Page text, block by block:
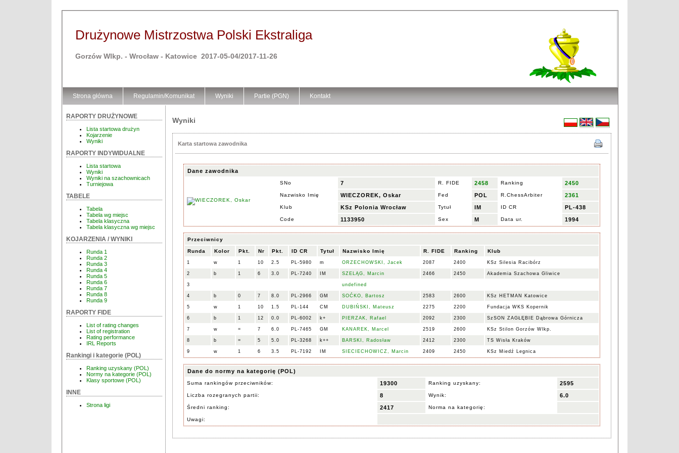
Drużynowe Mistrzostwa Polski Ekstraliga
Gorzów Wlkp. - Wrocław - Katowice 2017-05-04/2017-11-26
Strona główna Regulamin/Komunikat Wyniki Partie (PGN) Kontakt
RAPORTY DRUŻYNOWE
Lista startowa drużyn
Kojarzenie
Wyniki
RAPORTY INDYWIDUALNE
Lista startowa
Wyniki
Wyniki na szachownicach
Turniejowa
TABELE
Tabela
Tabela wg miejsc
Tabela klasyczna
Tabela klasyczna wg miejsc
KOJARZENIA / WYNIKI
Runda 1
Runda 2
Runda 3
Runda 4
Runda 5
Runda 6
Runda 7
Runda 8
Runda 9
RAPORTY FIDE
List of rating changes
List of registration
Rating performance
IRL Reports
Rankingi i kategorie (POL)
Ranking uzyskany (POL)
Normy na kategorie (POL)
Klasy sportowe (POL)
INNE
Strona ligi
Wyniki
Karta startowa zawodnika
Dane zawodnika
SNo 7 R. FIDE 2458 Ranking 2450
Nazwisko Imię WIECZOREK, Oskar Fed POL R.ChessArbiter 2361
Klub KSz Polonia Wrocław Tytuł IM ID CR PL-438
Code 1133950 Sex M Data ur. 1994
Przeciwnicy
Runda Kolor Pkt. Nr Pkt. ID CR Tytuł Nazwisko Imię R. FIDE Ranking Klub
1 w 1 10 2.5 PL-5980 m ORZECHOWSKI, Jacek 2087 2400 KSz Silesia Racibórz
2 b 1 6 3.0 PL-7240 IM SZELĄG, Marcin 2466 2450 Akademia Szachowa Gliwice
3 undefined
4 b 0 7 8.0 PL-2966 GM SOĆKO, Bartosz 2583 2600 KSz HETMAN Katowice
5 w 1 10 1.5 PL-144 CM DUBIŃSKI, Mateusz 2275 2200 Fundacja WKS Kopernik
6 b 1 12 0.0 PL-6002 k+ PIERZAK, Rafael 2092 2300 SzSON ZAGŁĘBIE Dąbrowa Górnicza
7 w = 7 6.0 PL-7465 GM KANAREK, Marcel 2519 2600 KSz Stilon Gorzów Wlkp.
8 b = 5 5.0 PL-3268 k++ BARSKI, Radosław 2412 2300 TS Wisła Kraków
9 w 1 6 3.5 PL-7192 IM SIECIECHOWICZ, Marcin 2409 2450 KSz Miedź Legnica
Dane do normy na kategorię (POL)
Suma rankingów przeciwników: 19300 Ranking uzyskany: 2595
Liczba rozegranych partii: 8 Wynik: 6.0
Średni ranking: 2417 Norma na kategorię:
Uwagi: